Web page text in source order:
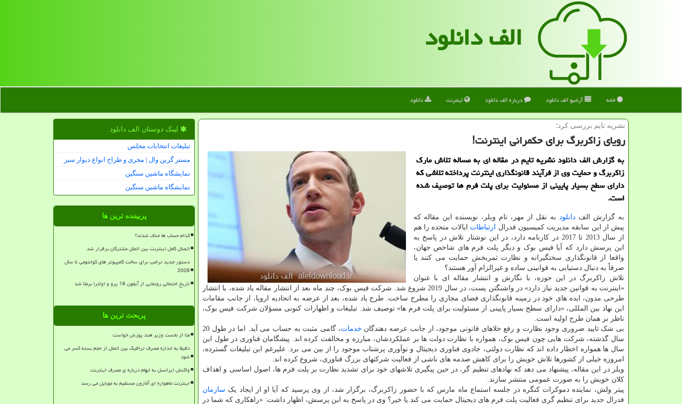
الف دانلود
خانه آرشیو الف دانلود درباره الف دانلود اینترنت دانلود
نشریه تایم بررسی كرد؛
رویای زاکربرگ برای حکمرانی اینترنت!
به گزارش الف دانلود نشریه تایم در مقاله ای به مساله تلاش مارک
زاکربرگ و حمایت وی از فرآیند قانونگذاری اینترنت پرداخته تلاشی که
دارای سطح بسیار پایینی از مسئولیت برای پلت فرم ها توصیف شده
است.
به گزارش الف دانلودبه نقل از مهر، تام ویلر، نویسنده این مقاله که
پیش از این سابقه مدیریت کمیسیون فدرال
ارتباطات ایالات متحده را هم
از سال 2013 تا 2017 در کارنامه دارد، در این نوشتار تلاش در پاسخ به
این پرسش دارد که آیا فیس بوک و دیگر پلت فرم های شاخص جهان،
واقعا از قانونگذاری سختگیرانه و نظارت ثمربخش حمایت می کنند یا
صرفاً به دنبال دستیابی به قوانینی ساده و غیرالزام آور هستند؟
تلاش زاکربرگ در این حوزه، با نگارش و انتشار مقاله ای با عنوان
«اینترنت به قوانین جدید نیاز دارد» در واشنگتن پست، در سال 2019 شروع شد. شرکت فیس بوک، چند ماه بعد از انتشار مقاله یاد شده، با انتشار
طرحی مدون، ایده های خود در زمینه قانونگذاری فضای مجازی را مطرح ساخت. طرح یاد شده، بعد از عرضه به اتحادیه اروپا، از جانب مقامات
این نهاد بین المللی، «دارای سطح بسیار پایینی از مسئولیت برای پلت فرم ها» توصیف شد. تبلیغات و اظهارات کنونی مسؤلان شرکت فیس بوک،
ناظر بر همان طرح اولیه است.
بی شک تایید ضروری وجود نظارت و رفع خلاهای قانونی موجود، از جانب عرضه دهندگان خدمات
، گامی مثبت به حساب می آید. اما در طول 20
سال گذشته، شرکت هایی چون فیس بوک، همواره با نظارت دولت ها بر عملکردشان، مبارزه و مخالفت کرده اند. پیشگامان فناوری در طول این
سال ها همواره اخطار داده اند که نظارت دولتی، جادوی فناوری دیجیتال و نوآوری پرشتاب موجود را از بین می برد. علیرغم این تبلیغات گسترده،
امروزه خیلی از کشورها تلاش خویش را برای کاهش صدمه های ناشی از فعالیت شرکتهای بزرگ فناوری، شروع کرده اند.
ویلر در این مقاله، پیشنهاد می دهد که نهادهای تنظیم گر، در حین پیگیری تلاشهای خود برای تشدید نظارت بر پلت فرم ها، اصول اساسی و اهداف
کلان خویش را به صورت عمومی منتشر سازند.
پیتر ولش، نماینده دموکرات کنگره در جلسه استماع ماه مارس که با حضور زاکربرگ، برگزار شد، از وی پرسید که آیا او از ایجاد یک سازمان
فدرال جدید برای تنظیم گری فعالیت پلت فرم های دیجیتال حمایت می کند یا خیر؟ وی در پاسخ به این پرسش، اظهار داشت: «راهکاری که شما در
لینک دوستان الف دانلود
تبلیغات انتخابات مجلس
مستر گرین وال | مجری و طراح انواع دیوار سبز
نمایشگاه ماشین سنگین
نمایشگاه ماشین سنگین
پربیننده ترین ها
کدام حساب ها حذف شدند؟
اتصال کامل اینترنت بین الملل مشترکان برقرار شد
دستور جدید ترامپ برای ساخت کامپیوتر های کوانتومی تا سال
2028
تاریخ احتمالی رونمایی از آیفون 18 پرو و اولترا برملا شد
پربحث ترین ها
متا از نخست وزیر هند پوزش خواست
دقیقا به اندازه مصرف ترافیک بین الملل از حجم بسته کسر می
شود
واکنش ایرانسل به ابهام درباره ی مصرف اینترنت
اینترنت ماهواره ای آمازون مستقیم به موبایل می رسد